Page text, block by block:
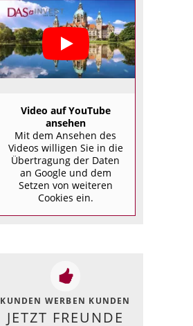
Video auf YouTube
ansehen
Mit dem Ansehen des
Videos willigen Sie in die
Übertragung der Daten
an Google und dem
Setzen von weiteren
Cookies ein.
KUNDEN WERBEN KUNDEN
JETZT FREUNDE